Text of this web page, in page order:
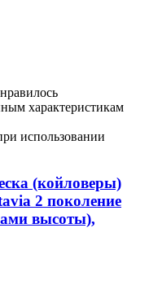
характеристикам
использовании
(койловеры)
2 поколение
высоты),